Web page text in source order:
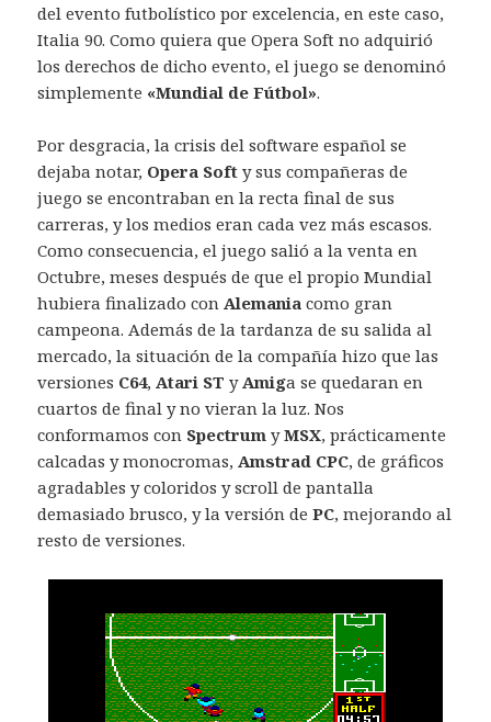
del evento futbolístico por excelencia, en este caso,
Italia 90. Como quiera que Opera Soft no adquirió
los derechos de dicho evento, el juego se denominó
simplemente «Mundial de Fútbol».
Por desgracia, la crisis del software español se
dejaba notar, Opera Soft y sus compañeras de
juego se encontraban en la recta final de sus
carreras, y los medios eran cada vez más escasos.
Como consecuencia, el juego salió a la venta en
Octubre, meses después de que el propio Mundial
hubiera finalizado conAlemania como gran
campeona. Además de la tardanza de su salida al
mercado, la situación de la compañía hizo que las
versiones C64,Atari ST yAmiga se quedaran en
cuartos de final y no vieran la luz. Nos
conformamos con Spectrum yMSX, prácticamente
calcadas y monocromas,Amstrad CPC, de gráficos
agradables y coloridos y scroll de pantalla
demasiado brusco, y la versión dePC, mejorando al
resto de versiones.